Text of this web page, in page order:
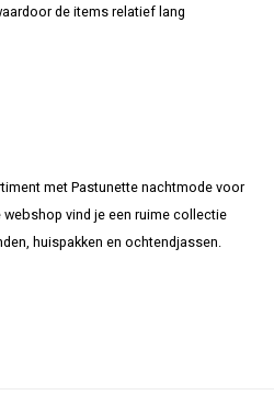
de items relatief lang
met Pastunette nachtmode voor
vind je een ruime collectie
huispakken en ochtendjassen.